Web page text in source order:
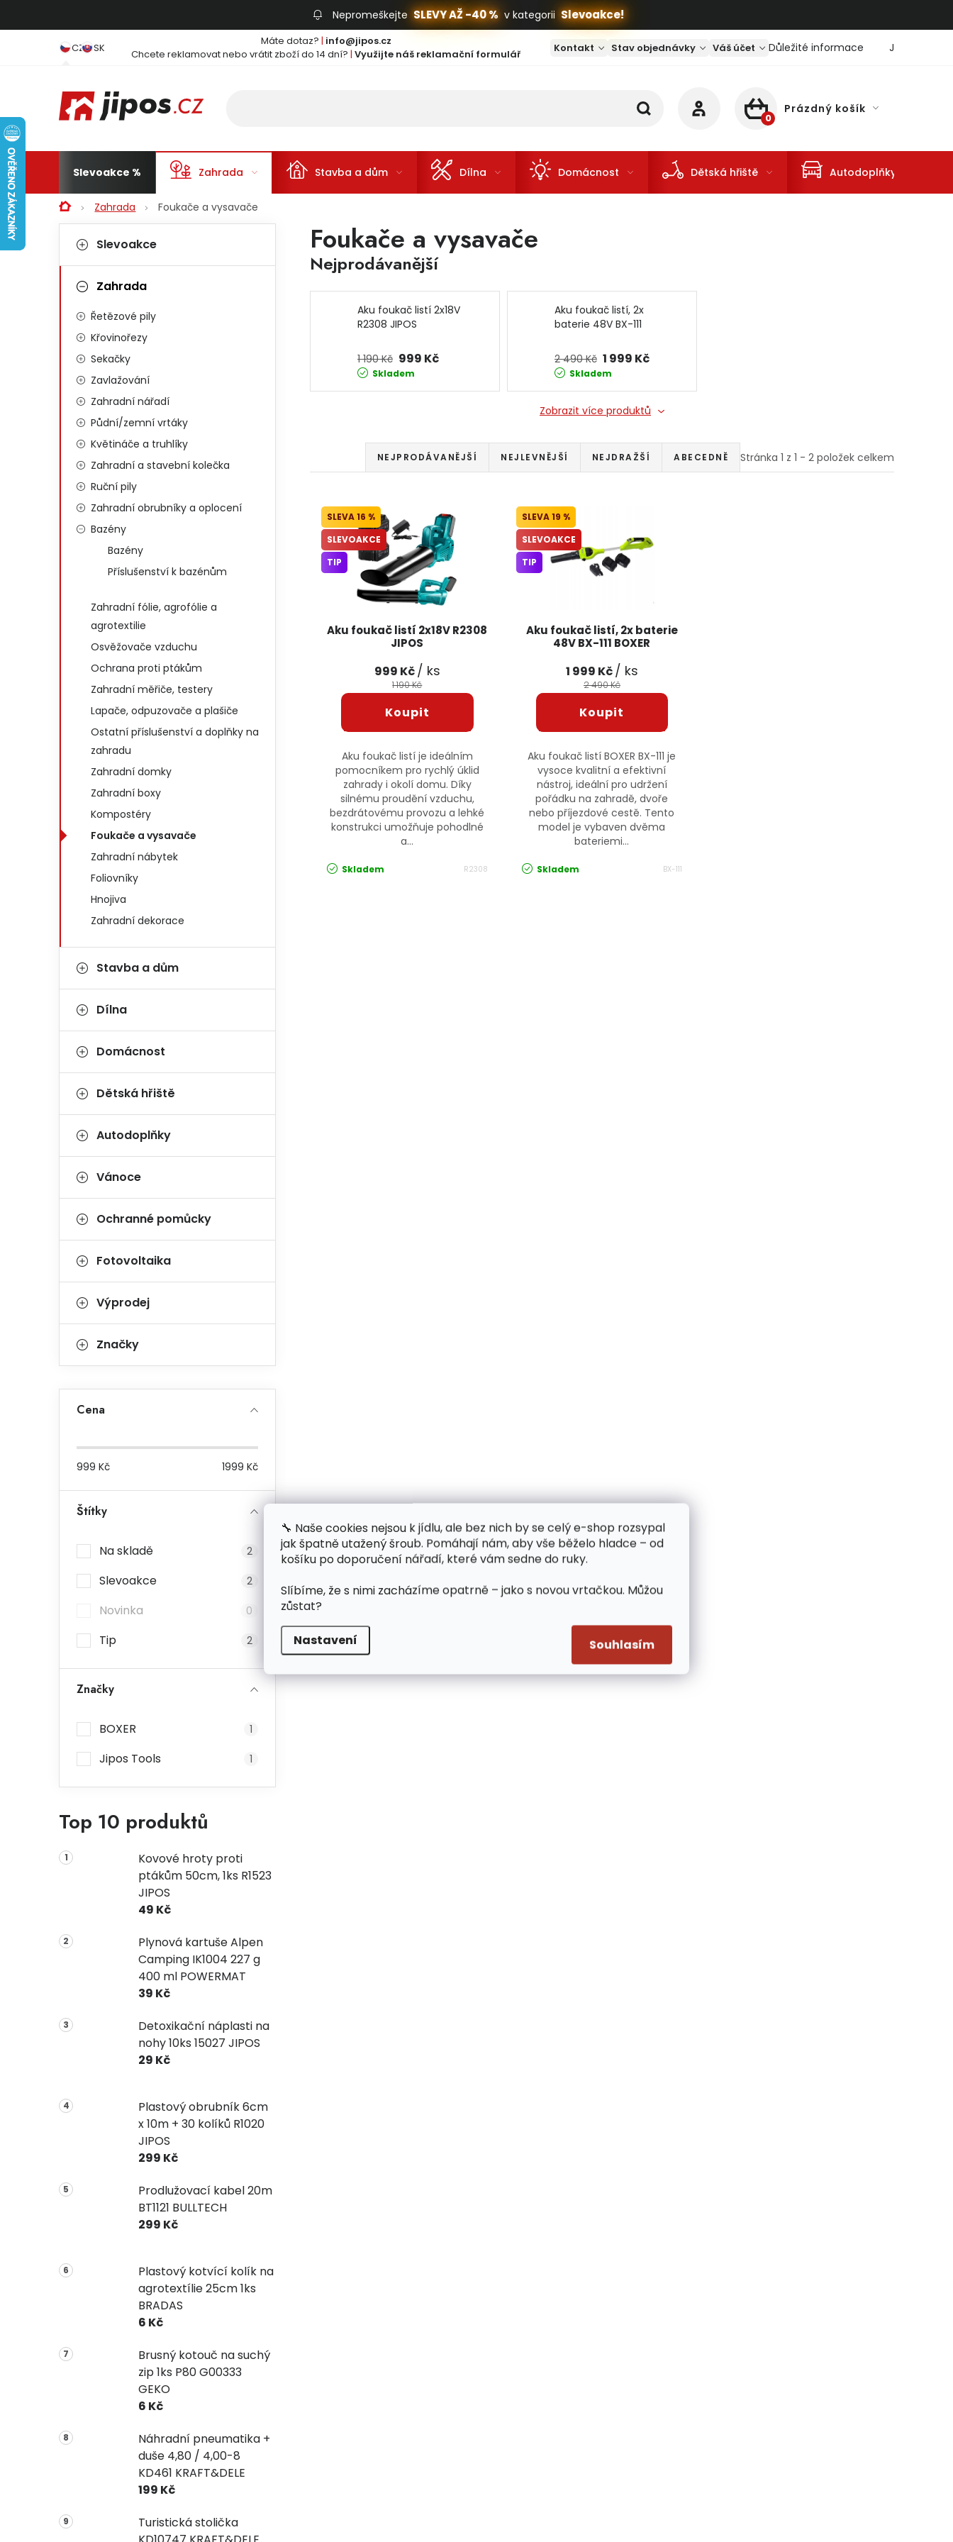
🔧 Naše cookies nejsou k jídlu, ale bez nich by se celý e-shop rozsypal
jak špatně utažený šroub. Pomáhají nám, aby vše běželo hladce – od
košíku po doporučení nářadí, které vám sedne do ruky.
Slíbíme, že s nimi zacházíme opatrně – jako s novou vrtačkou. Můžou
zůstat?
Nastavení Souhlasím
Nepromeškejte SLEVY AŽ -40 % v kategorii Slevoakce!
CZ SK Máte dotaz? | info@jipos.cz
Chcete reklamovat nebo vrátit zboží do 14 dní? | Využijte náš reklamační formulář Kontakt Stav objednávky Váš účet Důležité informace Jaký je
NÁKUPNÍ KOŠÍK
Prázdný košík
Slevoakce Zahrada Stavba a dům Dílna Domácnost Dětská hřiště Autodoplňky
DomůZahrada Foukače a vysavače
Postranní panel
Kategorie
Slevoakce
Zahrada
Řetězové pily
Křovinořezy
Sekačky
Zavlažování
Zahradní nářadí
Půdní/zemní vrtáky
Květináče a truhlíky
Zahradní a stavební kolečka
Ruční pily
Zahradní obrubníky a oplocení
Bazény
Bazény
Příslušenství k bazénům
Zahradní fólie, agrofólie a
agrotextilie
Osvěžovače vzduchu
Ochrana proti ptákům
Zahradní měřiče, testery
Lapače, odpuzovače a plašiče
Ostatní příslušenství a doplňky na
zahradu
Zahradní domky
Zahradní boxy
Kompostéry
Foukače a vysavače
Zahradní nábytek
Foliovníky
Hnojiva
Zahradní dekorace
Stavba a dům
Dílna
Domácnost
Dětská hřiště
Autodoplňky
Vánoce
Ochranné pomůcky
Fotovoltaika
Výprodej
Značky
Cena
999 Kč 1999 Kč
Štítky
Na skladě 2
Slevoakce 2
Novinka 0
Tip 2
Značky
BOXER 1
Jipos Tools 1
Top 10 produktů
Kovové hroty proti
ptákům 50cm, 1ks R1523
JIPOS
49 Kč
Plynová kartuše Alpen
Camping IK1004 227 g
400 ml POWERMAT
39 Kč
Detoxikační náplasti na
nohy 10ks 15027 JIPOS
29 Kč
Plastový obrubník 6cm
x 10m + 30 kolíků R1020
JIPOS
299 Kč
Prodlužovací kabel 20m
BT1121 BULLTECH
299 Kč
Plastový kotvící kolík na
agrotextílie 25cm 1ks
BRADAS
6 Kč
Brusný kotouč na suchý
zip 1ks P80 G00333
GEKO
6 Kč
Náhradní pneumatika +
duše 4,80 / 4,00-8
KD461 KRAFT&DELE
199 Kč
Turistická stolička
Foukače a vysavače
Nejprodávanější
Aku foukač listí 2x18V
R2308 JIPOS
1 190 Kč 999 Kč
Skladem
Aku foukač listí, 2x
baterie 48V BX-111
2 490 Kč 1 999 Kč
Skladem
Zobrazit více produktů
Stránka 1 z 1 - 2 položek celkem
Řazení produktů
NEJPRODÁVANĚJŠÍ NEJLEVNĚJŠÍ NEJDRAŽŠÍ ABECEDNĚ
Výpis produktů
Aku foukač listí 2x18V R2308
JIPOS
16 %
SLEVOAKCE
TIP
999 Kč/ ks
1 190 Kč
Aku foukač listí je ideálním
pomocníkem pro rychlý úklid
zahrady i okolí domu. Díky
silnému proudění vzduchu,
bezdrátovému provozu a lehké
konstrukci umožňuje pohodlné
a...
Skladem R2308
Aku foukač listí, 2x baterie
48V BX-111 BOXER
19 %
SLEVOAKCE
TIP
1 999 Kč/ ks
2 490 Kč
Aku foukač listí BOXER BX-111 je
vysoce kvalitní a efektivní
nástroj, ideální pro udržení
pořádku na zahradě, dvoře
nebo příjezdové cestě. Tento
model je vybaven dvěma
bateriemi...
Skladem BX-111